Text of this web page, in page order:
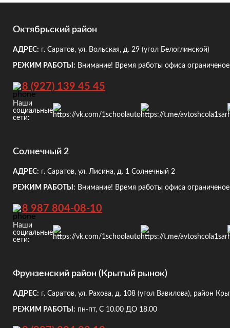
Октябрьский район
АДРЕС: г. Саратов, ул. Вольская, д. 29 (угол Белоглинской)
РЕЖИМ РАБОТЫ: Внимание! Время работы офиса
8 (927) 139 45 45
Наши
социальные
сети:
Солнечный 2
АДРЕС: г. Саратов, ул. Лисина, д. 1 Солнечный 2
РЕЖИМ РАБОТЫ: Внимание! Время работы офиса
8 987 804-08-10
Наши
социальные
сети:
Фрунзенский район (Крытый рынок)
АДРЕС: г. Саратов, ул. Рахова, д. 108 (угол Вавилова), район
РЕЖИМ РАБОТЫ: пн-пт, С 10.00 ДО 18.00